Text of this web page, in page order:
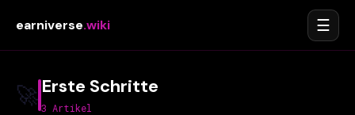
earniverse.wiki ☰
🚀 Erste Schritte
3 Artikel